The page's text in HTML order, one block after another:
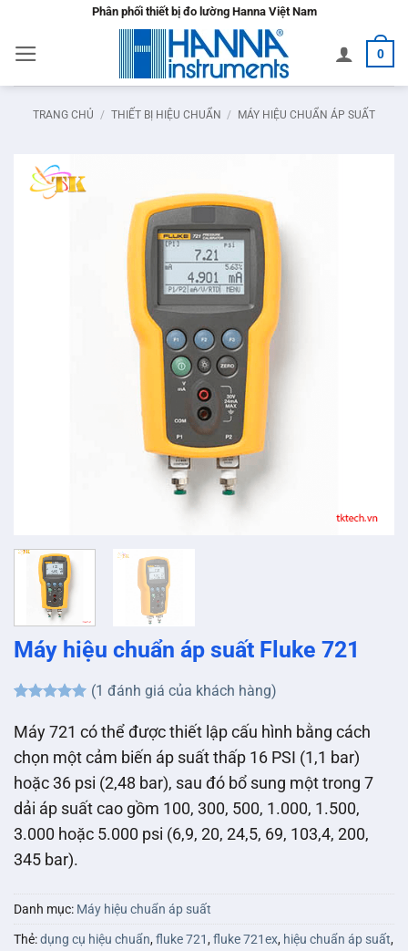
nội
dung
Phân phối thiết bị đo lường Hanna Việt Nam
0
TRANG CHỦ / THIẾT BỊ HIỆU CHUẨN / MÁY HIỆU CHUẨN ÁP SUẤT
Máy hiệu chuẩn áp suất Fluke 721
dựa trên
đánh giá
(1 đánh giá của khách hàng)
Máy 721 có thể được thiết lập cấu hình bằng cách
chọn một cảm biến áp suất thấp 16 PSI (1,1 bar)
hoặc 36 psi (2,48 bar), sau đó bổ sung một trong 7
dải áp suất cao gồm 100, 300, 500, 1.000, 1.500,
3.000 hoặc 5.000 psi (6,9, 20, 24,5, 69, 103,4, 200,
345 bar).
Danh mục: Máy hiệu chuẩn áp suất
Thẻ:dụng cụ hiệu chuẩn,fluke 721,fluke 721ex, hiệu chuẩn áp suất,